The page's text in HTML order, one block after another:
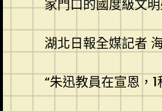
家門口的國度級文
湖北日報全媒記者
“朱迅教員在宣恩，